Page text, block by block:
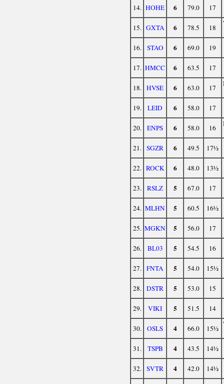
14. HOHE 6 79.0 17
15. GXTA 6 78.5 18
16. STAO 6 69.0 19
17. HMCC 6 63.5 17
18. HVSE 6 63.0 17
19. LEID 6 58.0 17
20. ENPS 6 58.0 16
21. SGZR 6 49.5 17½
22. ROCK 6 48.0 13½
23. RSLZ 5 67.0 17
24. MLHN 5 60.5 16½
25. MGKN 5 56.0 17
26. BL03 5 54.5 16
27. FNTA 5 54.0 15½
28. DSTR 5 53.0 15
29. VIKI 5 51.5 14
30. OSLS 4 66.0 15½
31. TSPB 4 43.5 14½
32. SVTR 4 42.0 14½